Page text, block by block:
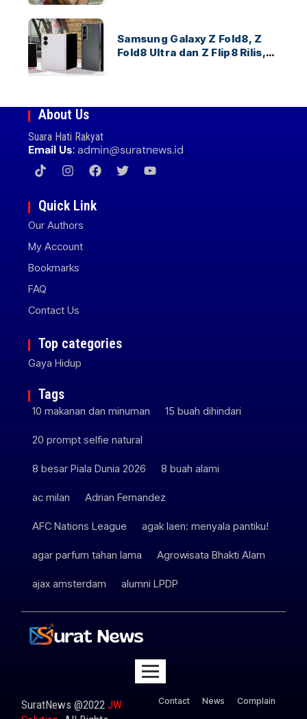
Samsung Galaxy Z Fold8, Z
Fold8 Ultra dan Z Flip8 Rilis,
About Us
Suara Hati Rakyat
Email Us:admin@suratnews.id
Quick Link
Our Authors
My Account
Bookmarks
FAQ
Contact Us
Top categories
Gaya Hidup
Tags
10 makanan dan minuman 15 buah dihindari
20 prompt selfie natural
8 besar Piala Dunia 2026 8 buah alami
ac milan Adrian Fernandez
AFC Nations League agak laen: menyala pantiku!
agar parfum tahan lama Agrowisata Bhakti Alam
ajax amsterdam alumni LPDP
SuratNews @2022JW
Contact News Complain